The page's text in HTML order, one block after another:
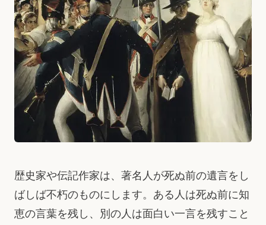
歴史家や伝記作家は、著名人が死ぬ前の遺言をし
ばしば不朽のものにします。ある人は死ぬ前に知
恵の言葉を残し、別の人は面白い一言を残すこと